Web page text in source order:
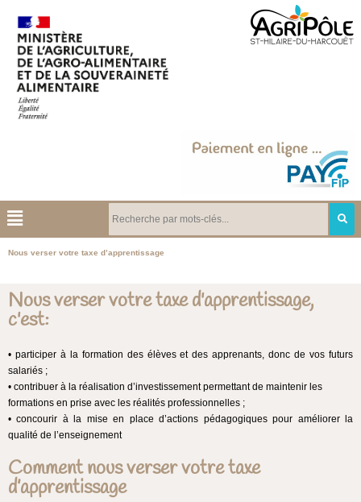
Nous verser votre taxe d’apprentissage
Nous verser votre taxe d'apprentissage,
c'est:
• participer à la formation des élèves et des apprenants, donc de vos futurs
salariés ;
• contribuer à la réalisation d’investissement permettant de maintenir les
formations en prise avec les réalités professionnelles ;
• concourir à la mise en place d’actions pédagogiques pour améliorer la
qualité de l’enseignement
Comment nous verser votre taxe
d’apprentissage